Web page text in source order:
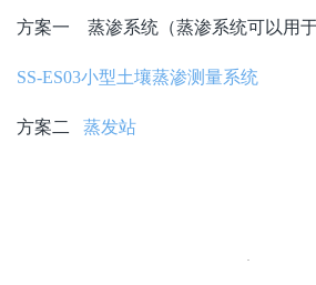
量。
SS-ES03小型土壤蒸渗测量系统